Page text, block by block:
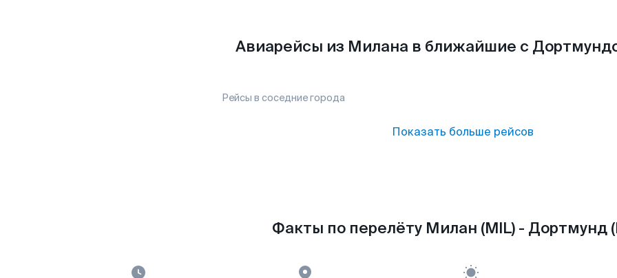
Авиарейсы из Милана в ближайшие с
Рейсы в соседние города
Показать больше рейсов
Факты по перелёту Милан (MIL) - Дортмунд